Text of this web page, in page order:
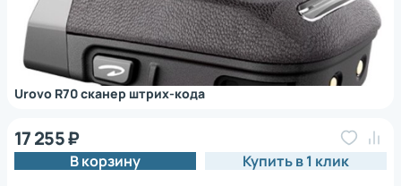
Urovo R70 сканер штрих-кода
17 255 ₽
В корзину Купить в 1 клик